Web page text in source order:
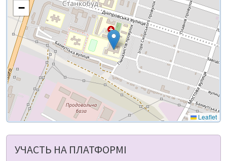
−
Leaflet
УЧАСТЬ НА ПЛАТФОРМІ